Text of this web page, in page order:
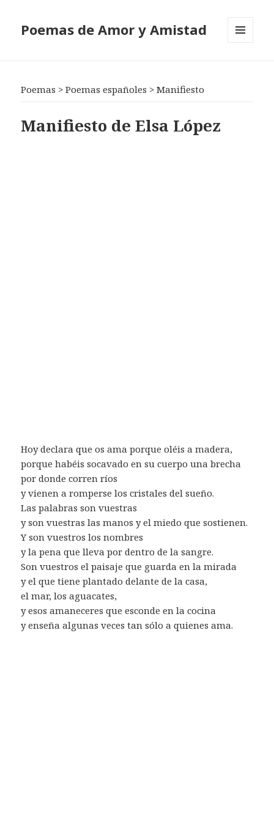
Poemas de Amor y Amistad
Poemas >Poemas españoles >Manifiesto
Manifiesto de Elsa López
Hoy declara que os ama porque oléis a madera,
porque habéis socavado en su cuerpo una brecha
por donde corren ríos
y vienen a romperse los cristales del sueño.
Las palabras son vuestras
y son vuestras las manos y el miedo que sostienen.
Y son vuestros los nombres
y la pena que lleva por dentro de la sangre.
Son vuestros el paisaje que guarda en la mirada
y el que tiene plantado delante de la casa,
el mar, los aguacates,
y esos amaneceres que esconde en la cocina
y enseña algunas veces tan sólo a quienes ama.